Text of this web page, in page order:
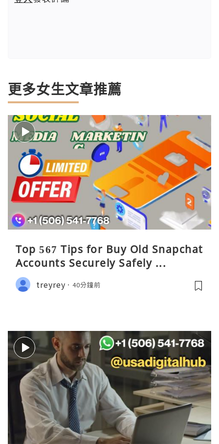
更多女生文章推薦
Top 567 Tips for Buy Old Snapchat
Accounts Securely Safely ...
treyrey 40分鐘前